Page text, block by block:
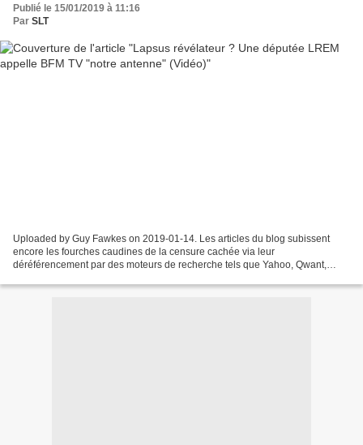
Publié le 15/01/2019 à 11:16
Par SLT
Uploaded by Guy Fawkes on 2019-01-14. Les articles du blog subissent
encore les fourches caudines de la censure cachée via leur
déréférencement par des moteurs de recherche tels que Yahoo, Qwant,